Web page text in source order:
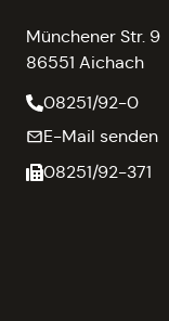
Münchener Str. 9
86551 Aichach
08251/92-0
E-Mail senden
08251/92-371